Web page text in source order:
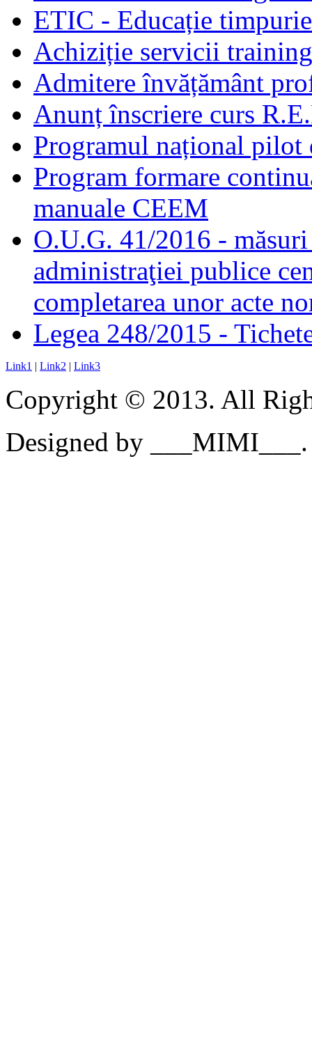
ETIC - Educație
Achiziție servicii
Admitere învățământ
Anunț înscriere curs
Programul național pilot
Program formare
manuale CEEM
O.U.G. 41/2016 -
administraţiei publice
completarea unor acte
Legea 248/2015 -
Link1 | Link2 | Link3
Copyright © 2013. All
Designed by ___MIMI___.